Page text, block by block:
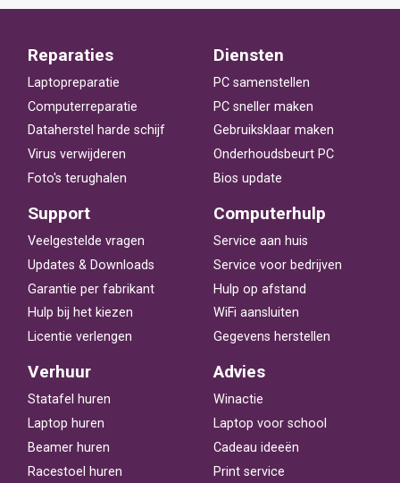
Reparaties
Laptopreparatie
Computerreparatie
Dataherstel harde schijf
Virus verwijderen
Foto's terughalen
Diensten
PC samenstellen
PC sneller maken
Gebruiksklaar maken
Onderhoudsbeurt PC
Bios update
Support
Veelgestelde vragen
Updates & Downloads
Garantie per fabrikant
Hulp bij het kiezen
Licentie verlengen
Computerhulp
Service aan huis
Service voor bedrijven
Hulp op afstand
WiFi aansluiten
Gegevens herstellen
Verhuur
Statafel huren
Laptop huren
Beamer huren
Racestoel huren
Advies
Winactie
Laptop voor school
Cadeau ideeën
Print service